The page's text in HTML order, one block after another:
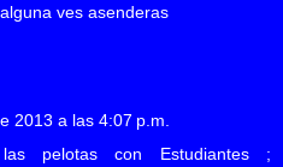
ves asenderas
2013 a las 4:07 p.m.
pelotas con Estudiantes ;